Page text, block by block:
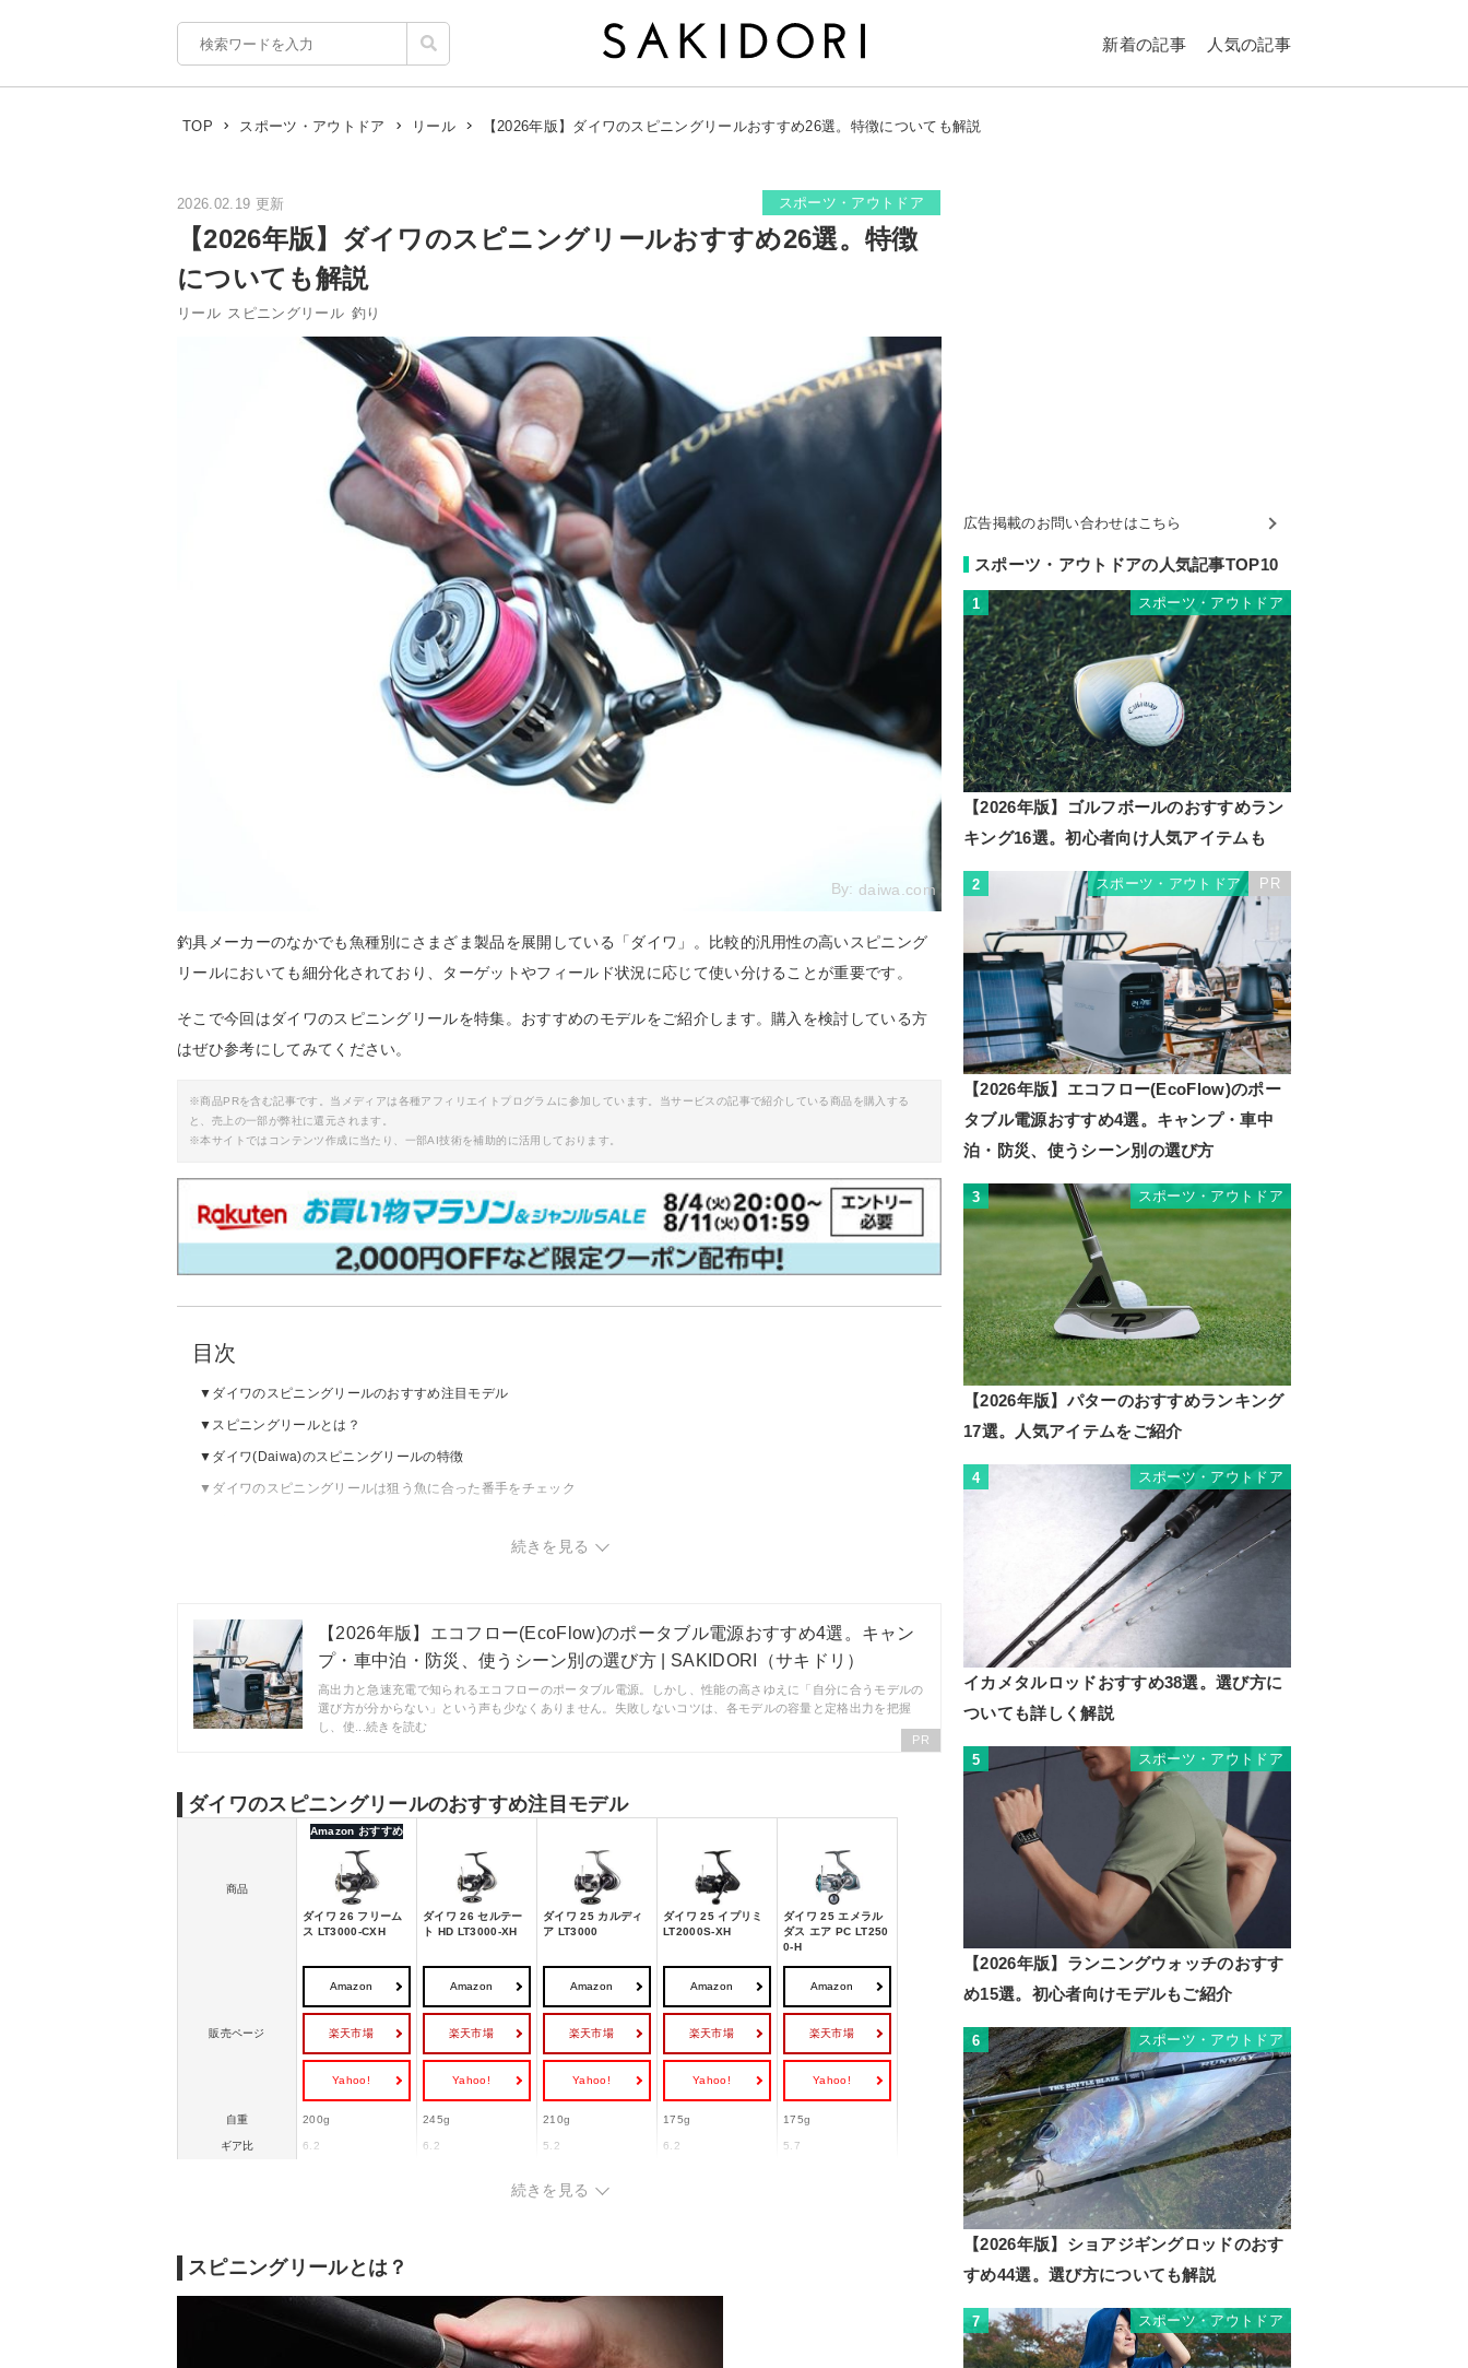
新着の記事 人気の記事
TOP スポーツ・アウトドア リール 【2026年版】ダイワのスピニングリールおすすめ26選。特徴についても解説
2026.02.19 更新 スポーツ・アウトドア
【2026年版】ダイワのスピニングリールおすすめ26選。特徴
についても解説
リール スピニングリール 釣り
By: daiwa.com
釣具メーカーのなかでも魚種別にさまざま製品を展開している「ダイワ」。比較的汎用性の高いスピニング
リールにおいても細分化されており、ターゲットやフィールド状況に応じて使い分けることが重要です。
そこで今回はダイワのスピニングリールを特集。おすすめのモデルをご紹介します。購入を検討している方
はぜひ参考にしてみてください。
※商品PRを含む記事です。当メディアは各種アフィリエイトプログラムに参加しています。当サービスの記事で紹介している商品を購入する
と、売上の一部が弊社に還元されます。
※本サイトではコンテンツ作成に当たり、一部AI技術を補助的に活用しております。
目次
ダイワのスピニングリールのおすすめ注目モデル
スピニングリールとは？
ダイワ(Daiwa)のスピニングリールの特徴
ダイワのスピニングリールは狙う魚に合った番手をチェック
ダイワのスピニングリールの売れ筋ランキングをチェック
続きを見る
【2026年版】エコフロー(EcoFlow)のポータブル電源おすすめ4選。キャン
プ・車中泊・防災、使うシーン別の選び方 | SAKIDORI（サキドリ）
高出力と急速充電で知られるエコフローのポータブル電源。しかし、性能の高さゆえに「自分に合うモデルの
選び方が分からない」という声も少なくありません。失敗しないコツは、各モデルの容量と定格出力を把握
し、使...続きを読む
PR
ダイワのスピニングリールのおすすめ注目モデル
商品
Amazon おすすめ
ダイワ 26 フリーム
ス LT3000-CXH
ダイワ 26 セルテー
ト HD LT3000-XH
ダイワ 25 カルディ
ア LT3000
ダイワ 25 イプリミ
LT2000S-XH
ダイワ 25 エメラル
ダス エア PC LT250
0-H
販売ページ
Amazon
楽天市場
Yahoo!
Amazon
楽天市場
Yahoo!
Amazon
楽天市場
Yahoo!
Amazon
楽天市場
Yahoo!
Amazon
楽天市場
Yahoo!
自重 200g 245g 210g 175g 175g
ギア比 6.2 6.2 5.2 6.2 5.7
8lb－150m
続きを見る
スピニングリールとは？
広告掲載のお問い合わせはこちら
スポーツ・アウトドアの人気記事TOP10
1 スポーツ・アウトドア
【2026年版】ゴルフボールのおすすめラン
キング16選。初心者向け人気アイテムも
2 スポーツ・アウトドア PR
【2026年版】エコフロー(EcoFlow)のポー
タブル電源おすすめ4選。キャンプ・車中
泊・防災、使うシーン別の選び方
3 スポーツ・アウトドア
【2026年版】パターのおすすめランキング
17選。人気アイテムをご紹介
4 スポーツ・アウトドア
イカメタルロッドおすすめ38選。選び方に
ついても詳しく解説
5 スポーツ・アウトドア
【2026年版】ランニングウォッチのおすす
め15選。初心者向けモデルもご紹介
6 スポーツ・アウトドア
【2026年版】ショアジギングロッドのおす
すめ44選。選び方についても解説
7 スポーツ・アウトドア